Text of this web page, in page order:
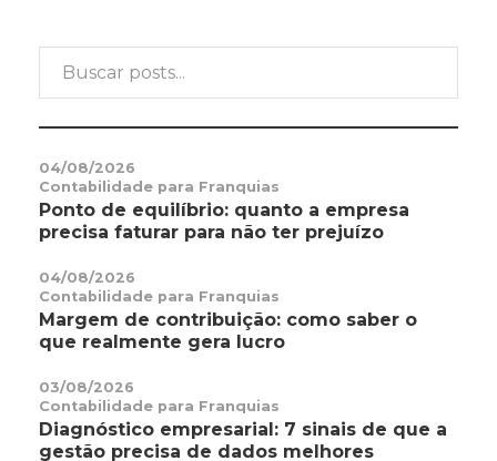
04/08/2026
Contabilidade para Franquias
Ponto de equilíbrio: quanto a empresa
precisa faturar para não ter prejuízo
04/08/2026
Contabilidade para Franquias
Margem de contribuição: como saber o
que realmente gera lucro
03/08/2026
Contabilidade para Franquias
Diagnóstico empresarial: 7 sinais de que a
gestão precisa de dados melhores